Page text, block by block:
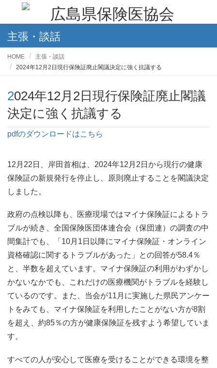
主張・談話
HOME
主張・談話
2024年12月2日現行保険証廃止閣議決定に強く抗議する
2024年12月2日現行保険証廃止閣議
決定に強く抗議する
pdfのダウンロードはこちら
12月22日、岸田首相は、2024年12月2日から現行の健康
保険証の新規発行を停止し、原則廃止することを閣議決定
しました。
政府の点検以降も、医療現場ではマイナ保険証によるトラ
ブルが続き、全国保険医団体連合会（保団連）の調査の中
間集計でも、「10月1日以降にマイナ保険証・オンライン
資格確認に関するトラブルがあった」との回答が58.4％
と、半数を超えています。マイナ保険証の利用がわずかし
かないなかでも、これだけの医療機関がトラブルを経験し
ているのです。また、当会が11月に実施した県民アンケー
トをみても、マイナ保険証を利用したことがない方が8割
を超え、約85％の方が健康保険証を残すよう希望していま
す。
すべての人が安心して医療を受けることができる環境を整